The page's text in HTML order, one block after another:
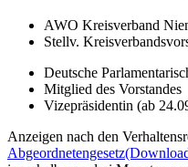
AWO Kreisverband
Stellv.
Deutsche
Mitglied des Vorstandes
Vizepräsidentin (ab
Anzeigen nach den
Abgeordnetengesetz